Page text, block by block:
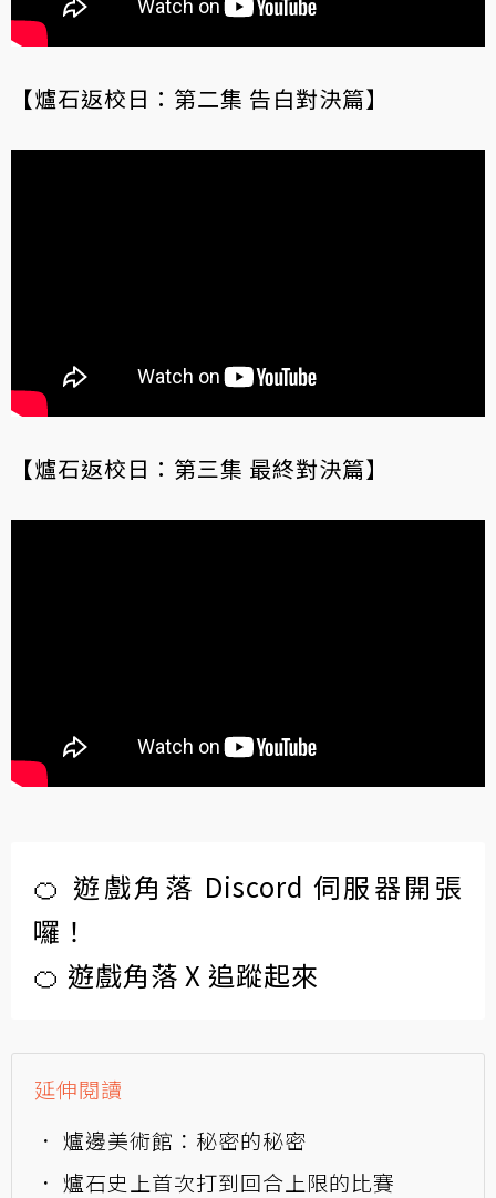
【爐石返校日：第二集 告白對決篇】
【爐石返校日：第三集 最終對決篇】
🍊 遊戲角落 Discord 伺服器開張
囉！
🍊 遊戲角落 X 追蹤起來
延伸閱讀
爐邊美術館：秘密的秘密
爐石史上首次打到回合上限的比賽